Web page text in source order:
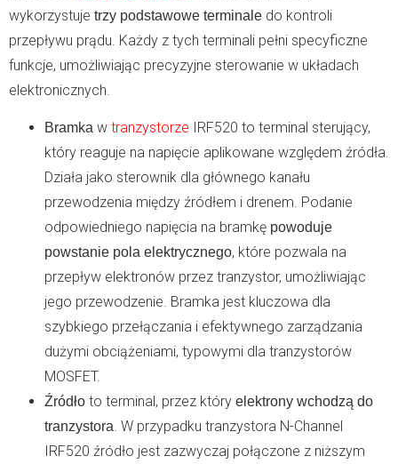
wykorzystuje trzy podstawowe terminale do kontroli
przepływu prądu. Każdy z tych terminali pełni specyficzne
funkcje, umożliwiając precyzyjne sterowanie w układach
elektronicznych.
Bramka w tranzystorze IRF520 to terminal sterujący,
który reaguje na napięcie aplikowane względem źródła.
Działa jako sterownik dla głównego kanału
przewodzenia między źródłem i drenem. Podanie
odpowiedniego napięcia na bramkę powoduje
powstanie pola elektrycznego, które pozwala na
przepływ elektronów przez tranzystor, umożliwiając
jego przewodzenie. Bramka jest kluczowa dla
szybkiego przełączania i efektywnego zarządzania
dużymi obciążeniami, typowymi dla tranzystorów
MOSFET.
Źródło to terminal, przez który elektrony wchodzą do
tranzystora. W przypadku tranzystora N-Channel
IRF520 źródło jest zazwyczaj połączone z niższym